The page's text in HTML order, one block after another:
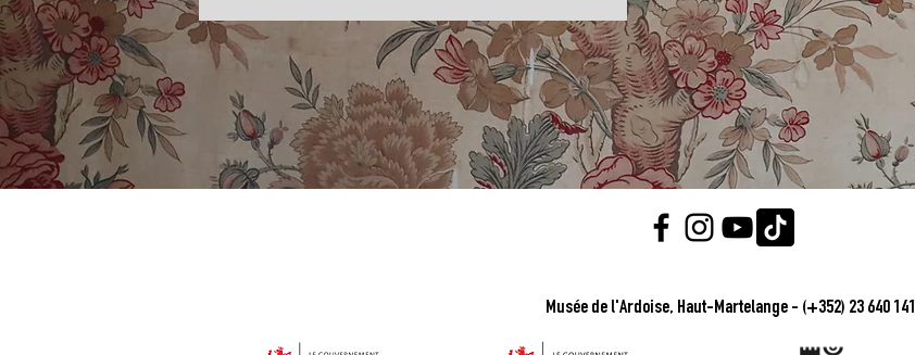
Musée de l'Ardoise, Haut-Martelange - (+352) 23 640 141